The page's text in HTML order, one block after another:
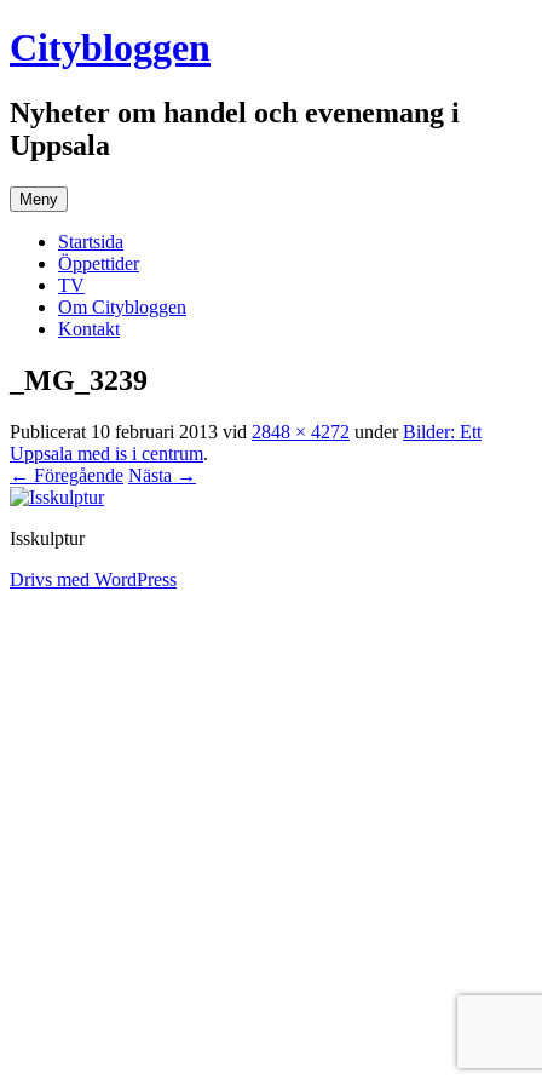
Hoppa
till
Citybloggen
Nyheter om handel och evenemang i
Uppsala
Meny
Startsida
Öppettider
TV
Om Citybloggen
Kontakt
_MG_3239
Publicerat 10 februari 2013 vid 2848 × 4272 underBilder: Ett
Uppsala med is i centrum.
← Föregående Nästa →
Isskulptur
Drivs med WordPress